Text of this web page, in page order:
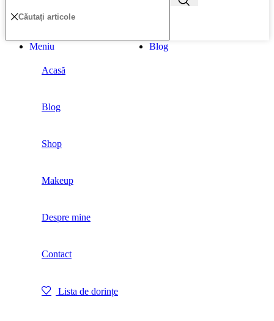
Meniu Blog
Acasă
Blog
Shop
Makeup
Despre mine
Contact
Lista de dorințe